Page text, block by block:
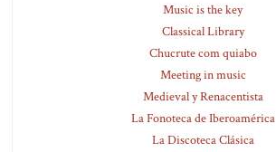
Music is the key
Classical Library
Chucrute com quiabo
Meeting in music
Medieval y Renacentista
La Fonoteca de Iberoamérica
La Discoteca Clásica